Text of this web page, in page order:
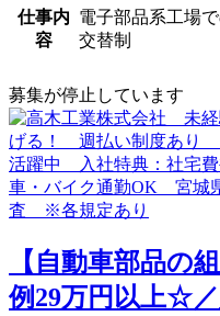
仕事内
容
電子部品系工場
交替制
募集が停止しています
【自動車部品の
例29万円以上☆